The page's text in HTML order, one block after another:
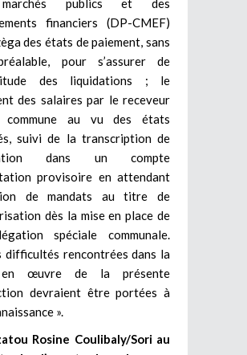
financiers (DP-CMEF)
des états de paiement, sans
pour s’assurer de
des liquidations ; le
des salaires par le receveur
au vu des états
suivi de la transcription de
dans un compte
provisoire en attendant
de mandats au titre de
dès la mise en place de
spéciale communale.
difficultés rencontrées dans la
œuvre de la présente
devraient être portées à
».
Rosine Coulibaly/Sori au